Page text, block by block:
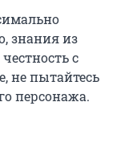
знания из
с
не пытайтесь
персонажа.